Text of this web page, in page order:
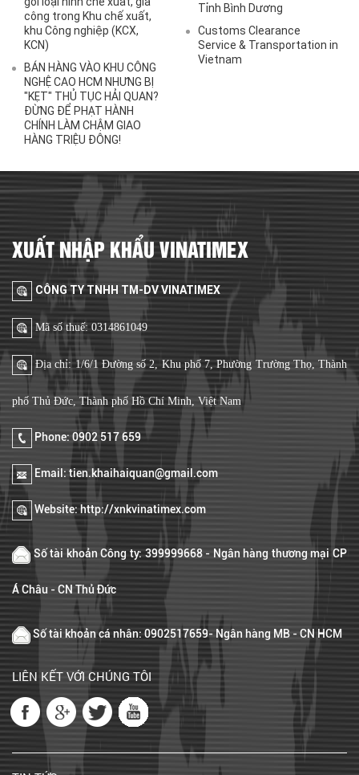
Tỉnh Bình Dương
công trong Khu chế xuất,
khu Công nghiệp (KCX,
KCN)
Customs Clearance
Service & Transportation in
Vietnam
BÁN HÀNG VÀO KHU CÔNG
NGHỆ CAO HCM NHƯNG BỊ
"KẸT" THỦ TỤC HẢI QUAN?
ĐỪNG ĐỂ PHẠT HÀNH
CHÍNH LÀM CHẬM GIAO
HÀNG TRIỆU ĐÔNG!
XUẤT NHẬP KHẨU VINATIMEX
CÔNG TY TNHH TM-DV VINATIMEX
Mã số thuế: 0314861049
Địa chỉ: 1/6/1 Đường số 2, Khu phố 7, Phường Trường Thọ, Thành
phố Thủ Đức, Thành phố Hồ Chí Minh, Việt Nam
Phone: 0902 517 659
Email: tien.khaihaiquan@gmail.com
Website: http://xnkvinatimex.com
Số tài khoản Công ty: 399999668 - Ngân hàng thương mại CP
Á Châu - CN Thủ Đức
Số tài khoản cá nhân: 0902517659- Ngân hàng MB - CN HCM
LIÊN KẾT VỚI CHÚNG TÔI